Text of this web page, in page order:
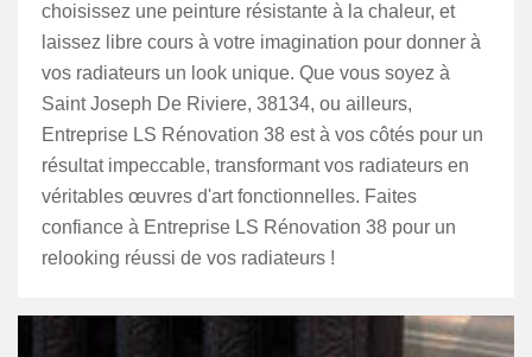
choisissez une peinture résistante à la chaleur, et
laissez libre cours à votre imagination pour donner à
vos radiateurs un look unique. Que vous soyez à
Saint Joseph De Riviere, 38134, ou ailleurs,
Entreprise LS Rénovation 38 est à vos côtés pour un
résultat impeccable, transformant vos radiateurs en
véritables œuvres d'art fonctionnelles. Faites
confiance à Entreprise LS Rénovation 38 pour un
relooking réussi de vos radiateurs !